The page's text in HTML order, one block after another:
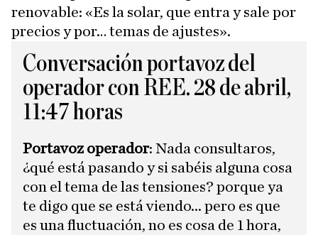
renovable: «Es la solar, que entra y sale por
precios y por… temas de ajustes».
Conversación portavoz del
operador con REE. 28 de abril,
11:47 horas
Portavoz operador: Nada consultaros,
¿qué está pasando y si sabéis alguna cosa
con el tema de las tensiones? porque ya
te digo que se está viendo... pero es que
es una fluctuación, no es cosa de 1 hora,